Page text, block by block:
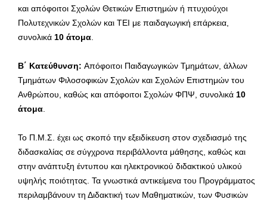
και απόφοιτοι Σχολών Θετικών Επιστημών ή πτυχιούχοι
Πολυτεχνικών Σχολών και ΤΕΙ με παιδαγωγική επάρκεια,
συνολικά 10 άτομα.
Β΄ Κατεύθυνση: Απόφοιτοι Παιδαγωγικών Τμημάτων, άλλων
Τμημάτων Φιλοσοφικών Σχολών και Σχολών Επιστημών του
Ανθρώπου, καθώς και απόφοιτοι Σχολών ΦΠΨ, συνολικά 10
άτομα.
Το Π.Μ.Σ. έχει ως σκοπό την εξειδίκευση στον σχεδιασμό της
διδασκαλίας σε σύγχρονα περιβάλλοντα μάθησης, καθώς και
στην ανάπτυξη έντυπου και ηλεκτρονικού διδακτικού υλικού
υψηλής ποιότητας. Τα γνωστικά αντικείμενα του Προγράμματος
περιλαμβάνουν τη Διδακτική των Μαθηματικών, των Φυσικών